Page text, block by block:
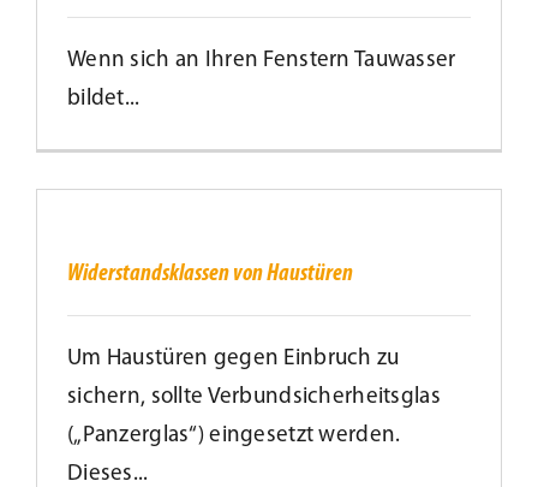
Lesezeichen
Wenn sich an Ihren Fenstern Tauwasser
bildet...
Widerstandsklassen
Widerstandsklassen von Haustüren
Um Haustüren gegen Einbruch zu
sichern, sollte Verbundsicherheitsglas
(„Panzerglas“) eingesetzt werden.
Dieses...